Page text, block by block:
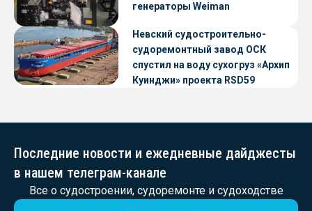
генераторы Weiman
Невский судостроительно-
судоремонтный завод ОСК
спустил на воду сухогруз «Архип
Куинджи» проекта RSD59
Последние новости и ежедневные дайджесты
в нашем телеграм-канале
Все о судостроении, судоремонте и судоходстве